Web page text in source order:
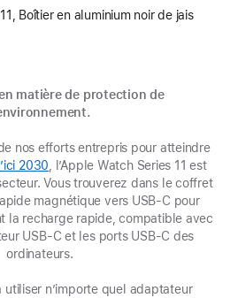
Boîtier en aluminium noir de jais
matière de protection de
nos efforts entrepris pour atteindre
2030 (s’ouvre
dans
une
nouvelle
fenêtre)
, l’Apple Watch Series 11 est
Vous trouverez dans le coffret
magnétique vers USB‑C pour
la recharge rapide, compatible avec
USB-C et les ports USB-C des
ordinateurs.
utiliser n’importe quel adaptateur